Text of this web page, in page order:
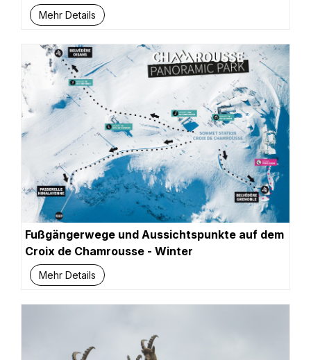
Mehr Details
Fußgängerwege und Aussichtspunkte auf dem
Croix de Chamrousse - Winter
Mehr Details